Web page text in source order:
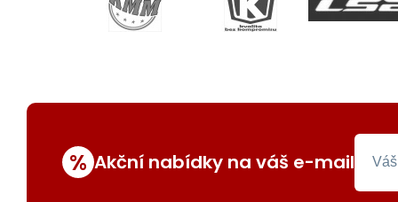
% Akční nabídky na váš e-mail